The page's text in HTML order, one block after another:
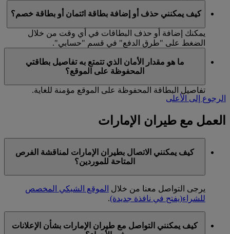
كيف يمكنني حذف أو إضافة بطاقة ائتمان أو بطاقة خصم؟
يمكنك إضافة أو حذف البطاقات في أي وقت من خلال
الضغط على "طرق الدفع" في قسم "حسابي".
ما هو مقدار الأمان الذي تتمتع به تفاصيل بطاقتي
المحفوظة على الموقع؟
تفاصيل البطاقة المحفوظة على الموقع مؤمنة للغاية.
الرجوع إلى الأعلى
العمل مع طيران الإمارات
كيف يمكنني الاتصال بطيران الإمارات لمناقشة الفرص
المتاحة للموردين؟
يرجى التواصل معنا من خلال الموقع الشبكي المخصص
للشراء(يفتح في نافذة جديدة).
كيف يمكنني التواصل مع طيران الإمارات بشأن الإعلانات